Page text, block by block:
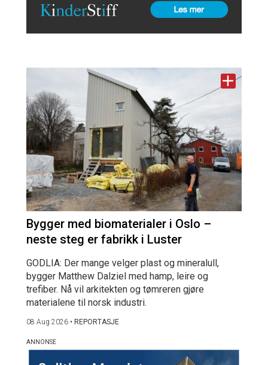
Bygger med biomaterialer i Oslo –
neste steg er fabrikk i Luster
GODLIA: Der mange velger plast og mineralull,
bygger Matthew Dalziel med hamp, leire og
trefiber. Nå vil arkitekten og tømreren gjøre
materialene til norsk industri.
08 Aug 2026 • REPORTASJE